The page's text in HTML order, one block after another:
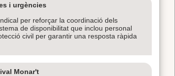
i urgències
per reforçar la coordinació dels
de disponibilitat que inclou personal
civil per garantir una resposta ràpida
Monar't